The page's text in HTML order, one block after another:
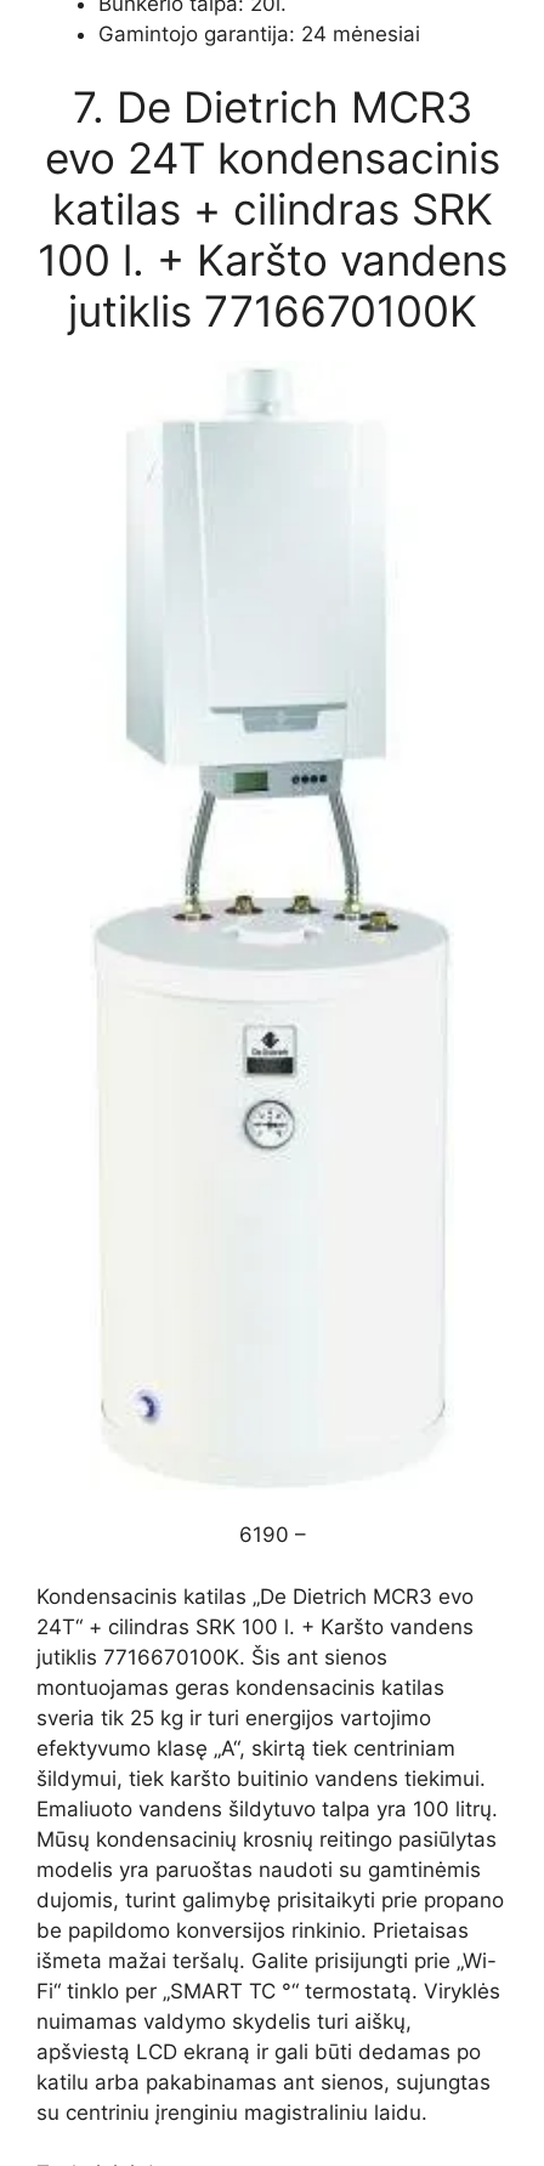
Gamintojo garantija: 24 mėnesiai
7. De Dietrich MCR3
evo 24T kondensacinis
katilas + cilindras SRK
100 l. + Karšto vandens
jutiklis 7716670100K
6190 –
Kondensacinis katilas „De Dietrich MCR3 evo
24T“ + cilindras SRK 100 l. + Karšto vandens
jutiklis 7716670100K. Šis ant sienos
montuojamas geras kondensacinis katilas
sveria tik 25 kg ir turi energijos vartojimo
efektyvumo klasę „A“, skirtą tiek centriniam
šildymui, tiek karšto buitinio vandens tiekimui.
Emaliuoto vandens šildytuvo talpa yra 100 litrų.
Mūsų kondensacinių krosnių reitingo pasiūlytas
modelis yra paruoštas naudoti su gamtinėmis
dujomis, turint galimybę prisitaikyti prie propano
be papildomo konversijos rinkinio. Prietaisas
išmeta mažai teršalų. Galite prisijungti prie „Wi-
Fi“ tinklo per „SMART TC °“ termostatą. Viryklės
nuimamas valdymo skydelis turi aiškų,
apšviestą LCD ekraną ir gali būti dedamas po
katilu arba pakabinamas ant sienos, sujungtas
su centriniu įrenginiu magistraliniu laidu.